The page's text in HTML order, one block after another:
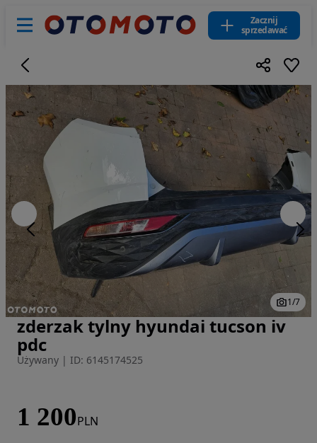
Zacznij
sprzedawać
Zdjęcie 1 z 7
1/7
zderzak tylny hyundai tucson iv
pdc
Używany | ID: 6145174525
1 200PLN